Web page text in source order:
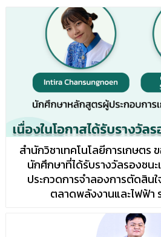
สำนักวิชาเทคโนโลยีการเกษต
นักศึกษาที่ได้รับรางวัลรองชน
ประกวดการจำลองการตัดสิน
ตลาดพลังงานและไฟฟ้า